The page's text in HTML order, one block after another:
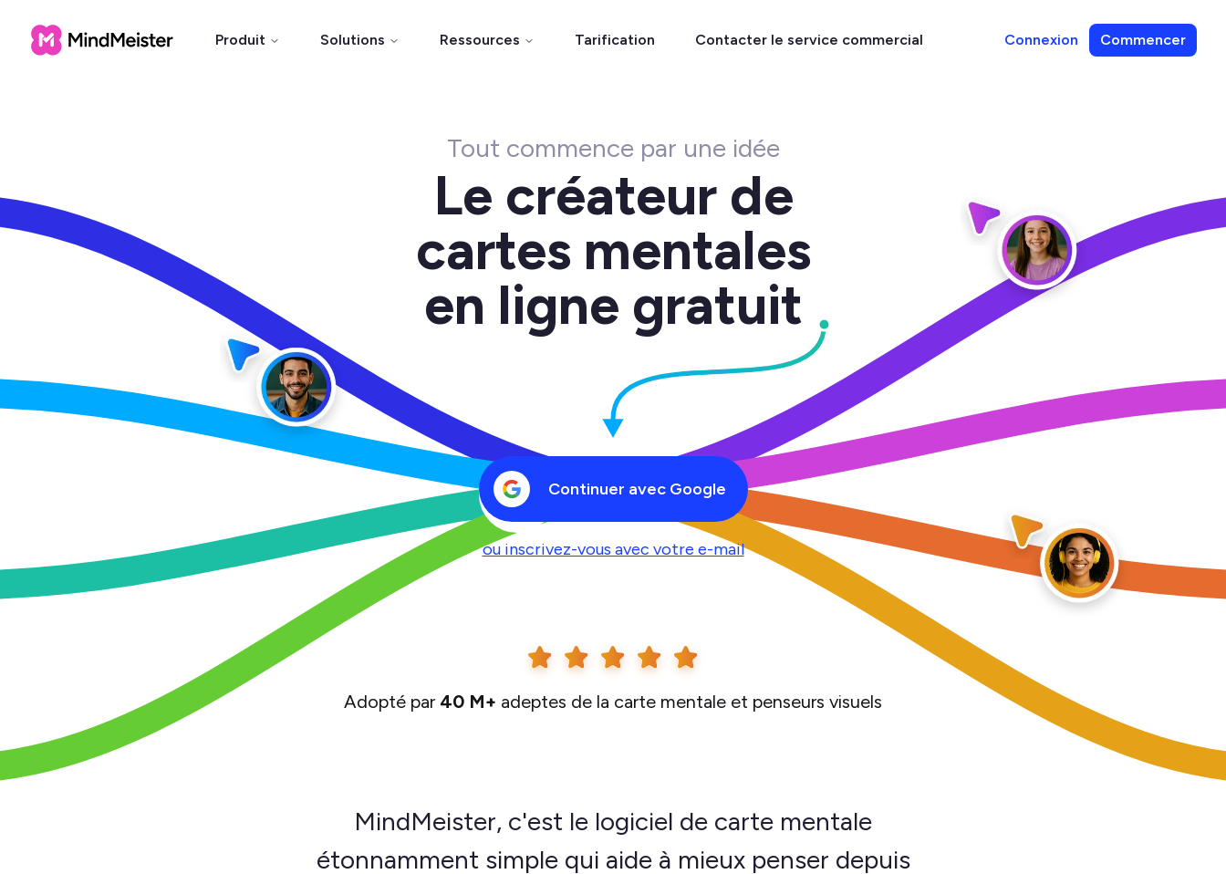
Produit Solutions Ressources Tarification Contacter le service commercial Connexion Commencer
Tout commence par une idée
Le créateur de
cartes mentales
en ligne gratuit
Continuer avec Google
ou inscrivez-vous avec votre e-mail
Adopté par 40 M+ adeptes de la carte mentale et penseurs visuels
MindMeister, c'est le logiciel de carte mentale
étonnamment simple qui aide à mieux penser depuis